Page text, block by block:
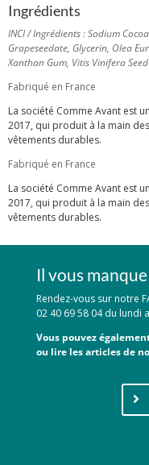
Ingrédients
INCI / Ingrédients :Sodium
Grapeseedate, Glycerin, Olea
Xanthan Gum, Vitis Vinifera
Fabriqué en France
La société Comme Avant est
2017, qui produit à la main
vêtements durables.
Fabriqué en France
La société Comme Avant est
2017, qui produit à la main
vêtements durables.
Il vous
Rendez-vous sur notre
02 40 69 58 04 du lundi
Vous pouvez
ou lire les articles de